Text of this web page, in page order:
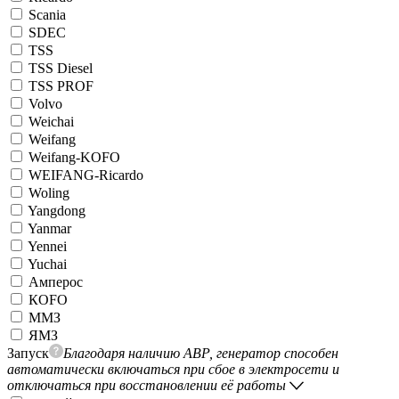
Scania
SDEC
TSS
TSS Diesel
TSS PROF
Volvo
Weichai
Weifang
Weifang-KOFO
WEIFANG-Ricardo
Woling
Yangdong
Yanmar
Yennei
Yuchai
Амперос
КОFO
ММЗ
ЯМЗ
Запуск
Благодаря наличию АВР, генератор способен
автоматически включаться при сбое в электросети и
отключаться при восстановлении её работы